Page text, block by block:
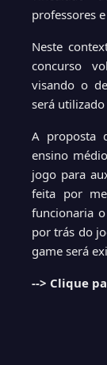
professores
Neste
concurso
visando o
será
A proposta
ensino
jogo para
feita por
funcionaria
por trás do
game será
--> Clique